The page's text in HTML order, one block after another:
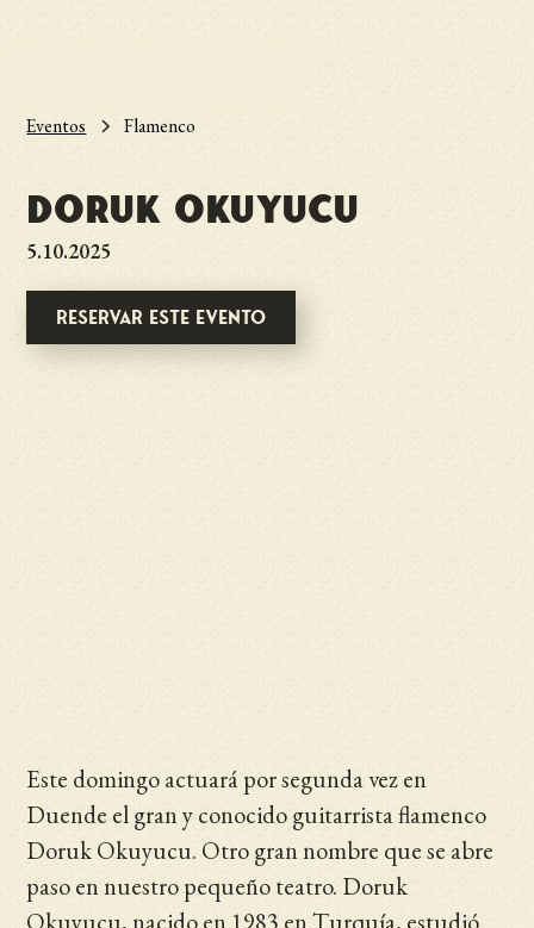
Eventos Flamenco
Doruk Okuyucu
5.10.2025
Reservar este evento
Este domingo actuará por segunda vez en
Duende el gran y conocido guitarrista flamenco
Doruk Okuyucu. Otro gran nombre que se abre
paso en nuestro pequeño teatro. Doruk
Okuyucu, nacido en 1983 en Turquía, estudió